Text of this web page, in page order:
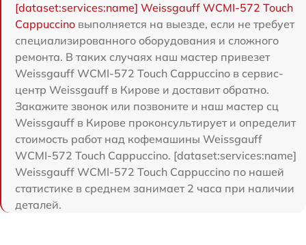
[dataset:services:name] Weissgauff WCMI-572 Touch
Cappuccino выполняется на выезде, если не требует
специализированного оборудования и сложного
ремонта. В таких случаях наш мастер привезет
Weissgauff WCMI-572 Touch Cappuccino в сервис-
центр Weissgauff в Кирове и доставит обратно.
Закажите звонок или позвоните и наш мастер сц
Weissgauff в Кирове проконсультирует и определит
стоимость работ над кофемашины Weissgauff
WCMI-572 Touch Cappuccino. [dataset:services:name]
Weissgauff WCMI-572 Touch Cappuccino по нашей
статистике в среднем занимает 2 часа при наличии
деталей.